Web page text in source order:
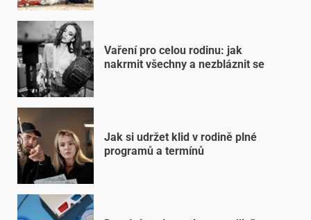
Vaření pro celou rodinu: jak
nakrmit všechny a nezbláznit se
Jak si udržet klid v rodině plné
programů a termínů